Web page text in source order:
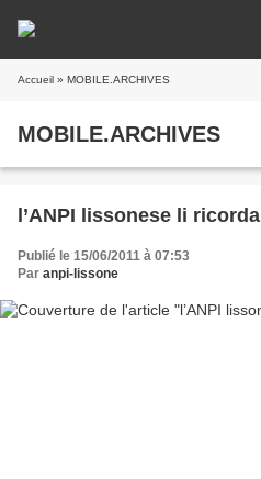
Accueil » MOBILE.ARCHIVES
MOBILE.ARCHIVES
l’ANPI lissonese li ricorda
Publié le 15/06/2011 à 07:53
Par anpi-lissone